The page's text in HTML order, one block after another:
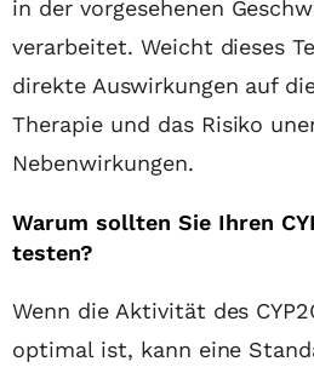
in der vorgesehenen
verarbeitet. Weicht dieses
direkte Auswirkungen auf
Therapie und das Risiko
Nebenwirkungen.
Warum sollten Sie Ihren
testen?
Wenn die Aktivität des
optimal ist, kann eine